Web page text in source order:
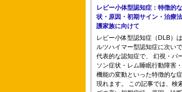
聖路加看護大学 中林病
慶応義塾大学看護医療学
レビー小体型認知症：特徴的
状・原因・初期サイン・治療
護家族に向けて
レビー小体型認知症（DLB）
ルツハイマー型認知症に次い
代表的な認知症で、 幻視・パ
ソン症状・レム睡眠行動障害
機能の変動といった特徴的な
現れます。 この記事では、検